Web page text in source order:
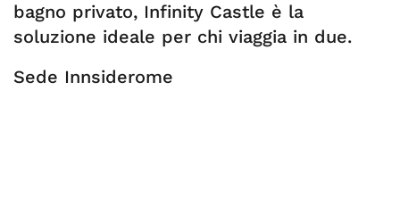
bagno privato, Infinity Castle è la
soluzione ideale per chi viaggia in due.
Sede Innsiderome